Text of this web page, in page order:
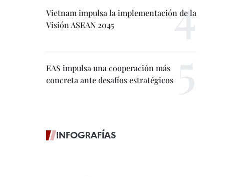
Vietnam impulsa la implementación de la
Visión ASEAN 2045
EAS impulsa una cooperación más
concreta ante desafíos estratégicos
INFOGRAFÍAS